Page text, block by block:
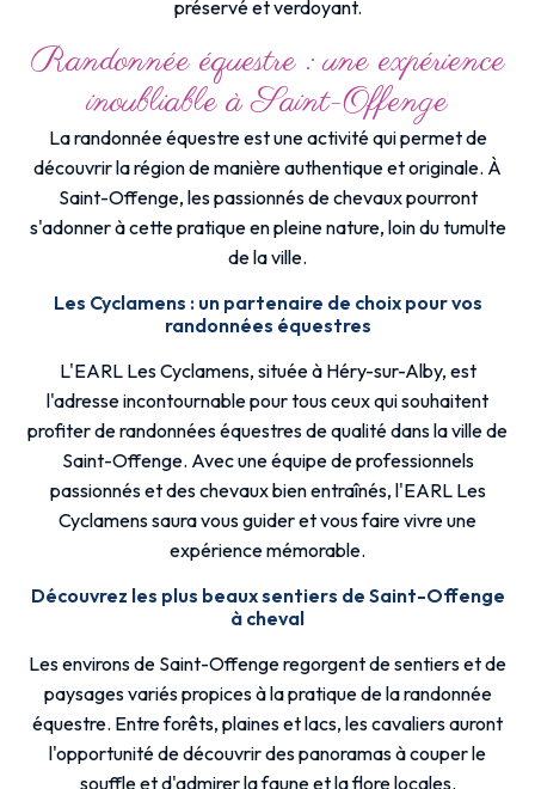
préservé et verdoyant.
Randonnée équestre : une expérience
inoubliable à Saint-Offenge
La randonnée équestre est une activité qui permet de
découvrir la région de manière authentique et originale. À
Saint-Offenge, les passionnés de chevaux pourront
s'adonner à cette pratique en pleine nature, loin du tumulte
de la ville.
Les Cyclamens : un partenaire de choix pour vos
randonnées équestres
L'EARL Les Cyclamens, située à Héry-sur-Alby, est
l'adresse incontournable pour tous ceux qui souhaitent
profiter de randonnées équestres de qualité dans la ville de
Saint-Offenge. Avec une équipe de professionnels
passionnés et des chevaux bien entraînés, l'EARL Les
Cyclamens saura vous guider et vous faire vivre une
expérience mémorable.
Découvrez les plus beaux sentiers de Saint-Offenge
à cheval
Les environs de Saint-Offenge regorgent de sentiers et de
paysages variés propices à la pratique de la randonnée
équestre. Entre forêts, plaines et lacs, les cavaliers auront
l'opportunité de découvrir des panoramas à couper le
souffle et d'admirer la faune et la flore locales.